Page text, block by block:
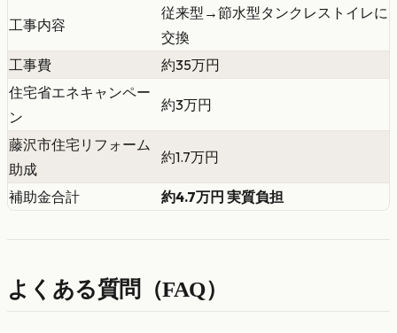
工事内容
従来型→節水型タンクレストイレに
交換
工事費
約35万円
住宅省エネキャンペー
ン
約3万円
藤沢市住宅リフォーム
助成
約1.7万円
補助金合計 約4.7万円 実質負担
よくある質問（FAQ）